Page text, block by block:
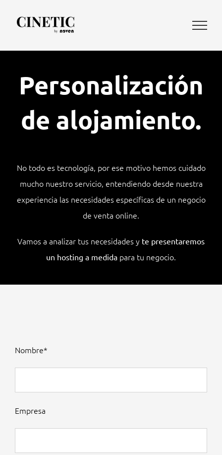
Personalización
de alojamiento.
No todo es tecnología, por ese motivo hemos cuidado
mucho nuestro servicio, entendiendo desde nuestra
experiencia las necesidades específicas de un negocio
de venta online.
Vamos a analizar tus necesidades y te presentaremos
un hosting a medida para tu negocio.
Nombre*
Empresa